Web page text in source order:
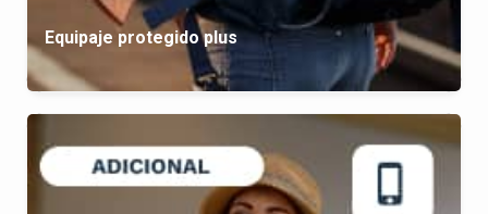
Equipaje protegido plus